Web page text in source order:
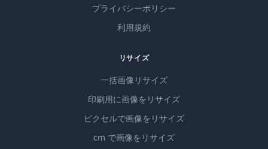
プライバシーポリシー
利用規約
リサイズ
一括画像リサイズ
印刷用に画像をリサイズ
ピクセルで画像をリサイズ
cm で画像をリサイズ